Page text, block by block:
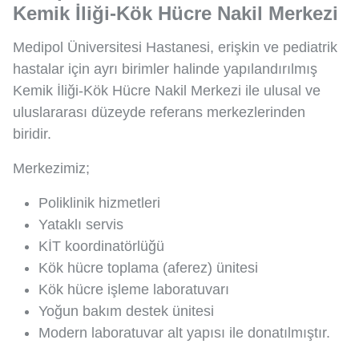
Kemik İliği-Kök Hücre Nakil Merkezi
Medipol Üniversitesi Hastanesi, erişkin ve pediatrik
hastalar için ayrı birimler halinde yapılandırılmış
Kemik İliği-Kök Hücre Nakil Merkezi ile ulusal ve
uluslararası düzeyde referans merkezlerinden
biridir.
Merkezimiz;
Poliklinik hizmetleri
Yataklı servis
KİT koordinatörlüğü
Kök hücre toplama (aferez) ünitesi
Kök hücre işleme laboratuvarı
Yoğun bakım destek ünitesi
Modern laboratuvar alt yapısı ile donatılmıştır.